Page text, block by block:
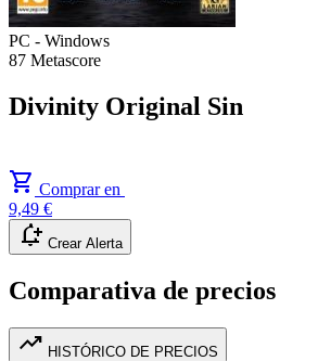
PC - Windows
87 Metascore
Divinity Original Sin
shopping_cart Comprar en
9,49 €
notification_add Crear Alerta
Comparativa de precios
trending_up HISTÓRICO DE PRECIOS